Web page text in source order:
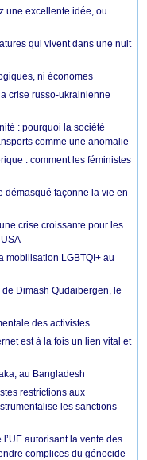
une excellente idée, ou
qui vivent dans une nuit
ni économes
crise russo-ukrainienne
: pourquoi la société
comme une anomalie
: comment les féministes
démasqué façonne la vie en
crise croissante pour les
mobilisation LGBTQI+ au
Dimash Qudaibergen, le
des activistes
est à la fois un lien vital et
au Bangladesh
restrictions aux
les sanctions
autorisant la vente des
complices du génocide